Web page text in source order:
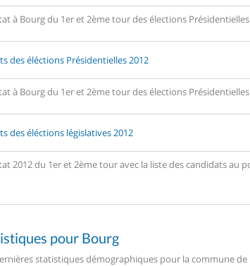
à Bourg du 1er et 2ème tour des élections Présidentielles
des éléctions Présidentielles 2012
à Bourg du 1er et 2ème tour des élections Présidentielles
des éléctions législatives 2012
2012 du 1er et 2ème tour avec la liste des candidats au
pour Bourg
statistiques démographiques pour la commune